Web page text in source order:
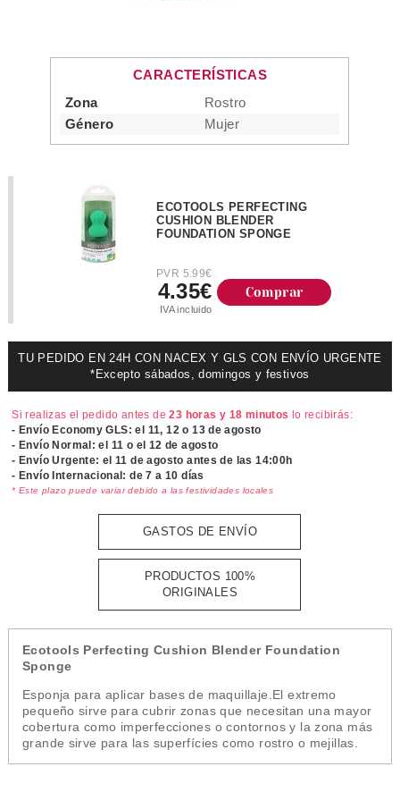
CARACTERÍSTICAS
Zona
Rostro
Género
Mujer
ECOTOOLS PERFECTING
CUSHION BLENDER
FOUNDATION SPONGE
PVR 5.99€
4.35€
IVA incluido
Comprar
TU PEDIDO EN 24H CON NACEX Y GLS CON ENVÍO URGENTE
*Excepto sábados, domingos y festivos
Si realizas el pedido antes de23 horas y 18 minutos lo recibirás:
- Envío Economy GLS: el 11, 12 o 13 de agosto
- Envío Normal: el 11 o el 12 de agosto
- Envío Urgente: el11 de agosto antes de las 14:00h
- Envío Internacional: de 7 a 10 días
* Este plazo puede variar debido a las festividades locales
GASTOS DE ENVÍO
PRODUCTOS 100%
ORIGINALES
Ecotools Perfecting Cushion Blender Foundation
Sponge
Esponja para aplicar bases de maquillaje.El extremo
pequeño sirve para cubrir zonas que necesitan una mayor
cobertura como imperfecciones o contornos y la zona más
grande sirve para las superfícies como rostro o mejillas.